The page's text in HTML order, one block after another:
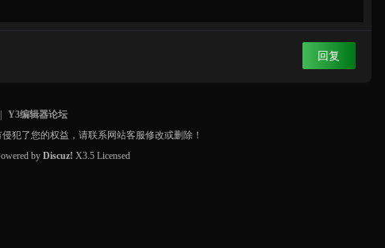
回复
Y3编辑器论坛
犯了您的权益，请联系网站客服修改或删除！
byDiscuz! X3.5 Licensed